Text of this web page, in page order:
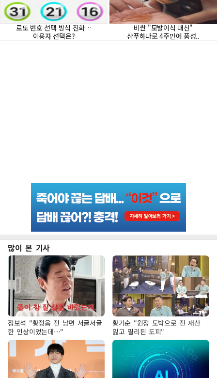
많이 본 기사
정보석 "황정음 전 남편 서글서글
한 인상이었는데…"
황기순 "원정 도박으로 전 재산
잃고 필리핀 도피"